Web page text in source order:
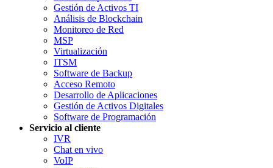
Gestión de Activos TI
Análisis de Blockchain
Monitoreo de Red
MSP
Virtualización
ITSM
Software de Backup
Acceso Remoto
Desarrollo de Aplicaciones
Gestión de Activos Digitales
Software de Programación
Servicio al cliente
IVR
Chat en vivo
VoIP